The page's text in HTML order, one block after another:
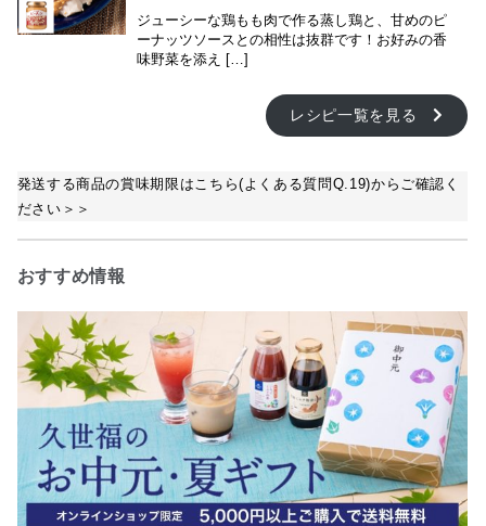
ジューシーな鶏もも肉で作る蒸し鶏と、甘めのピ
ーナッツソースとの相性は抜群です！お好みの香
味野菜を添え […]
レシピ一覧を見る
発送する商品の賞味期限はこちら(よくある質問Q.19)からご確認く
ださい＞＞
おすすめ情報